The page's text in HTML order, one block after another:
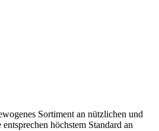
Sortiment an nützlichen und
höchstem Standard an